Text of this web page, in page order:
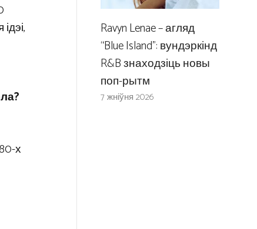
х
Ravyn Lenae – агляд
“Blue Island”: вундэркінд
R&B знаходзіць новы
поп-рытм
7 жніўня 2026